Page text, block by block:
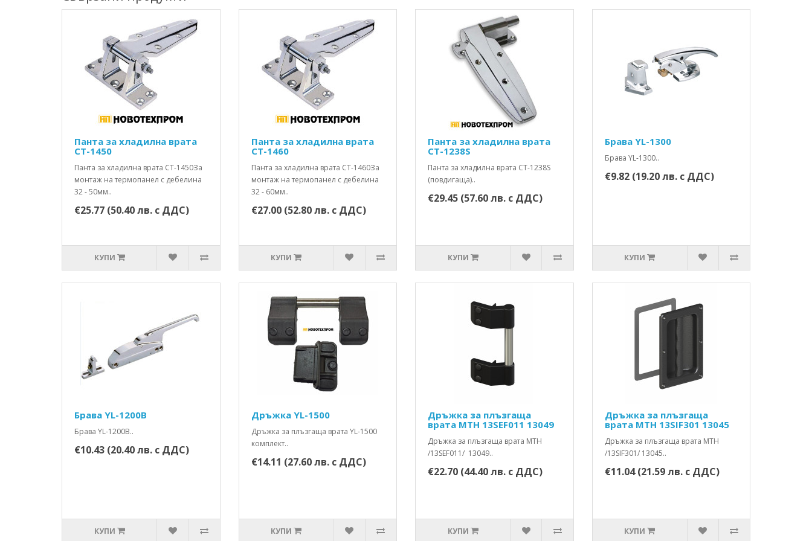
Панта за хладилна врата
СТ-1450
Панта за хладилна врата СТ-1450За
монтаж на термопанел с дебелина
32 - 50мм..
€25.77 (50.40 лв. с ДДС)
КУПИ
Панта за хладилна врата
СТ-1460
Панта за хладилна врата СТ-1460За
монтаж на термопанел с дебелина
32 - 60мм..
€27.00 (52.80 лв. с ДДС)
КУПИ
Панта за хладилна врата
CT-1238S
Панта за хладилна врата CT-1238S
(повдигаща)..
€29.45 (57.60 лв. с ДДС)
КУПИ
Брава YL-1300
Брава YL-1300..
€9.82 (19.20 лв. с ДДС)
КУПИ
Брава YL-1200B
Брава YL-1200B..
€10.43 (20.40 лв. с ДДС)
КУПИ
Дръжка YL-1500
Дръжка за плъзгаща врата YL-1500
комплект..
€14.11 (27.60 лв. с ДДС)
КУПИ
Дръжка за плъзгаща
врата MTH 13SEF011 13049
Дръжка за плъзгаща врата MTH
/13SEF011/ 13049..
€22.70 (44.40 лв. с ДДС)
КУПИ
Дръжка за плъзгаща
врата MTH 13SIF301 13045
Дръжка за плъзгаща врата MTH
/13SIF301/ 13045..
€11.04 (21.59 лв. с ДДС)
КУПИ